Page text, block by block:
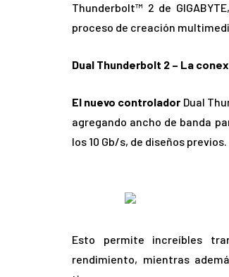
Thunderbolt™ 2 de
proceso de creación
Dual Thunderbolt 2 – La
El nuevo controlador Dual
agregando ancho de banda
los 10 Gb/s, de diseños previos.
Esto permite increíbles
rendimiento, mientras